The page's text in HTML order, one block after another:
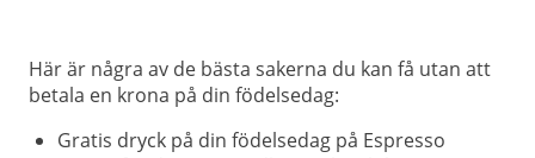
Här är några av de bästa sakerna du kan få utan att
betala en krona på din födelsedag:
Gratis dryck på din födelsedag på Espresso